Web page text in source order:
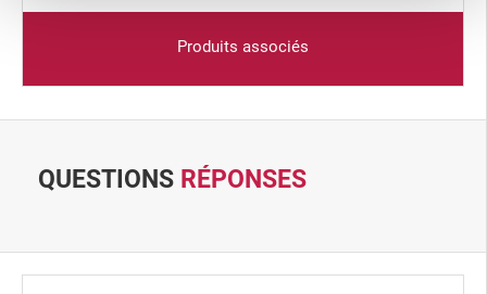
Produits associés
QUESTIONS RÉPONSES